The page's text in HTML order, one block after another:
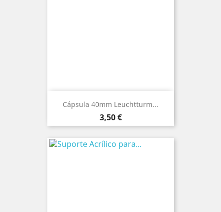
Cápsula 40mm Leuchtturm...
Preço
3,50 €